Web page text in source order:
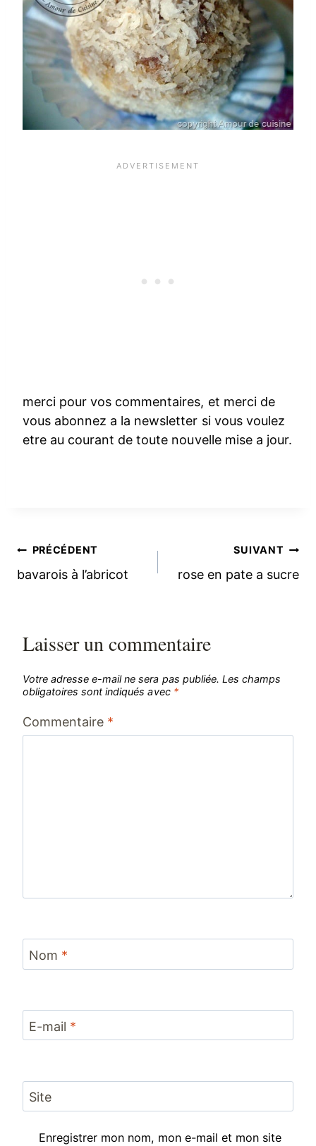
merci pour vos commentaires, et merci de
vous abonnez a la newsletter si vous voulez
etre au courant de toute nouvelle mise a jour.
Navigation
de
PRÉCÉDENT
bavarois à l’abricot
SUIVANT
rose en pate a sucre
Laisser un commentaire
Votre adresse e-mail ne sera pas publiée. Les champs
obligatoires sont indiqués avec *
Commentaire *
Nom *
E-mail *
Site
Enregistrer mon nom, mon e-mail et mon site